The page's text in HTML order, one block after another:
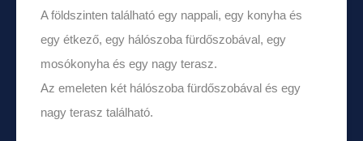
A földszinten található egy nappali, egy konyha és
egy étkező, egy hálószoba fürdőszobával, egy
mosókonyha és egy nagy terasz.
Az emeleten két hálószoba fürdőszobával és egy
nagy terasz található.